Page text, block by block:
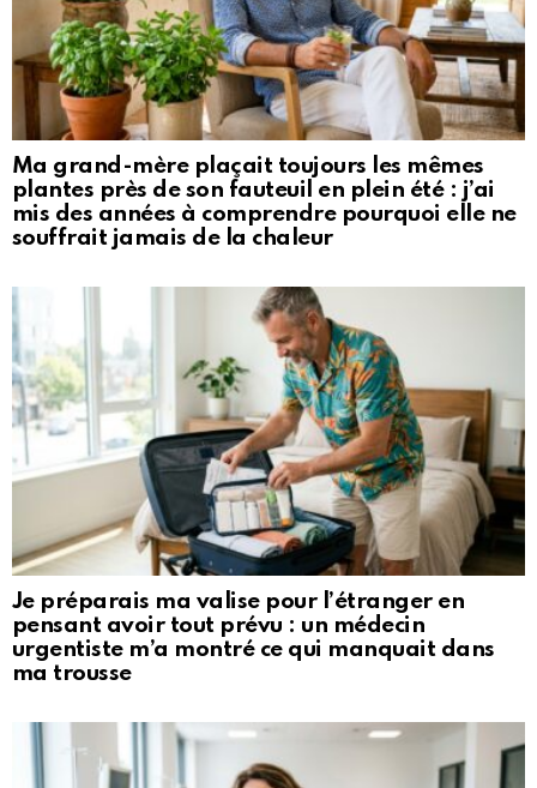
Ma grand-mère plaçait toujours les mêmes
plantes près de son fauteuil en plein été : j’ai
mis des années à comprendre pourquoi elle ne
souffrait jamais de la chaleur
Je préparais ma valise pour l’étranger en
pensant avoir tout prévu : un médecin
urgentiste m’a montré ce qui manquait dans
ma trousse